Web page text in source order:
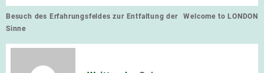
Beitragsnavigation
Besuch des Erfahrungsfeldes zur Entfaltung der
Sinne
Welcome to LONDON